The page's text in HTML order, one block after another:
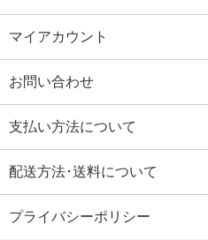
マイアカウント
お問い合わせ
支払い方法について
配送方法･送料について
プライバシーポリシー